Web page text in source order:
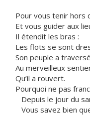
Pour vous tenir hors
Et vous guider aux
Il étendit les bras :
Les flots se sont
Son peuple a traversé
Au merveilleux
Qu’il a rouvert.
Pourquoi ne pas
Depuis le jour du
Vous savez bien